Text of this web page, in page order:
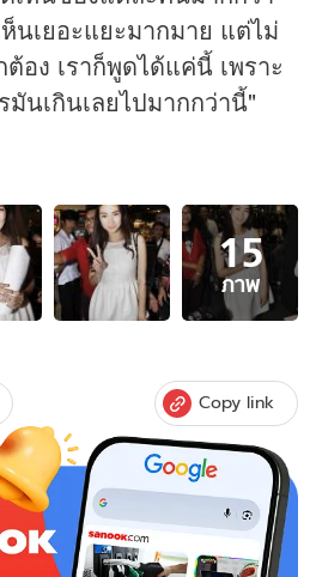
นเยอะแยะมากมาย แต่ไม่
อง เราก็พูดได้แค่นี้ เพราะ
มันเกินเลยไปมากกว่านี้"
15
ภาพ
Copy link